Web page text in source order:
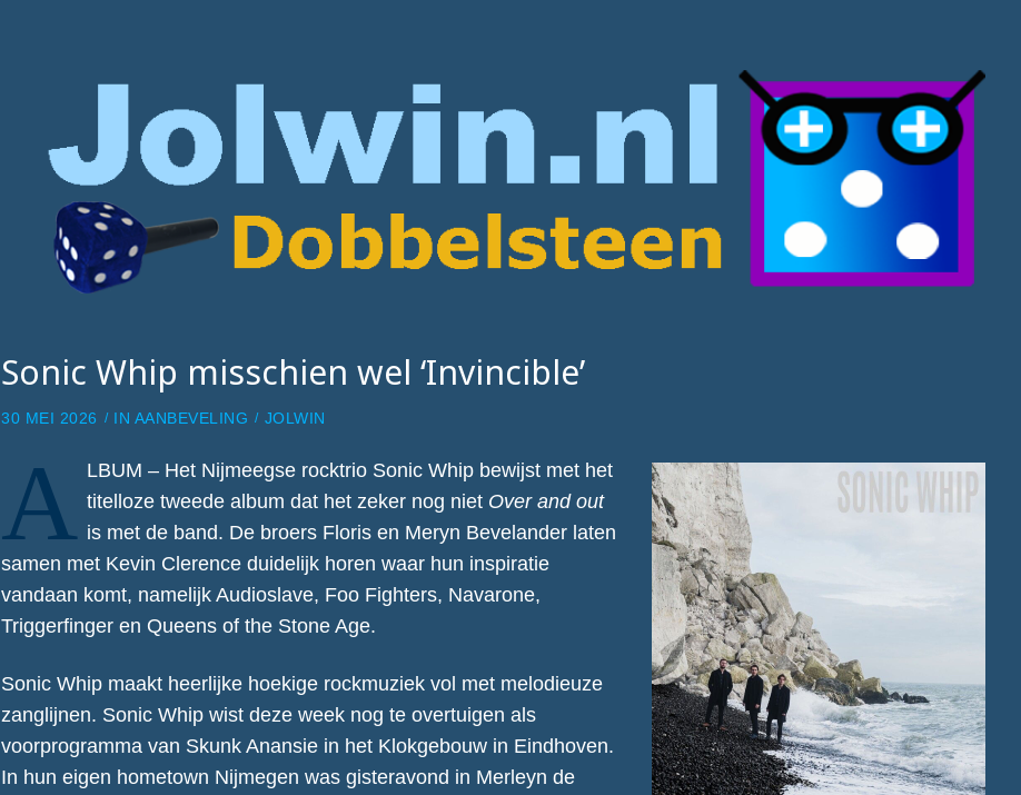
Sonic Whip misschien wel ‘Invincible’
30 MEI 2026 IN AANBEVELING JOLWIN
A LBUM – Het Nijmeegse rocktrio Sonic Whip bewijst met het
titelloze tweede album dat het zeker nog niet Over and out
is met de band. De broers Floris en Meryn Bevelander laten
samen met Kevin Clerence duidelijk horen waar hun inspiratie
vandaan komt, namelijk Audioslave, Foo Fighters, Navarone,
Triggerfinger en Queens of the Stone Age.
Sonic Whip maakt heerlijke hoekige rockmuziek vol met melodieuze
zanglijnen. Sonic Whip wist deze week nog te overtuigen als
voorprogramma van Skunk Anansie in het Klokgebouw in Eindhoven.
In hun eigen hometown Nijmegen was gisteravond in Merleyn de